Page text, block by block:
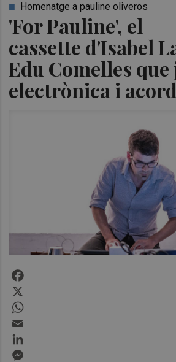
'For Pauline', el
cassette d'Isabel
Edu Comelles
electrònica i
Homenatge a pauline oliveros